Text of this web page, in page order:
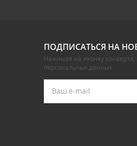
ПОДПИСАТЬСЯ НА
Нажимая на иконку конверта,
персональных данных.